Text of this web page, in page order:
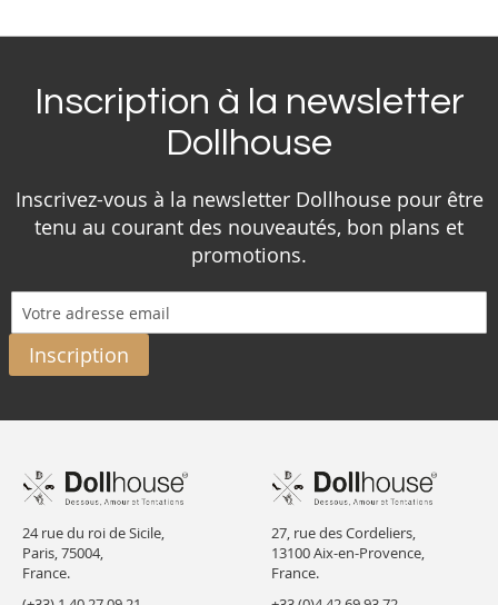
Inscription à la newsletter
Dollhouse
Inscrivez-vous à la newsletter Dollhouse pour être
tenu au courant des nouveautés, bon plans et
promotions.
Inscription
24 rue du roi de Sicile,
Paris, 75004,
France.
27, rue des Cordeliers,
13100 Aix-en-Provence,
France.